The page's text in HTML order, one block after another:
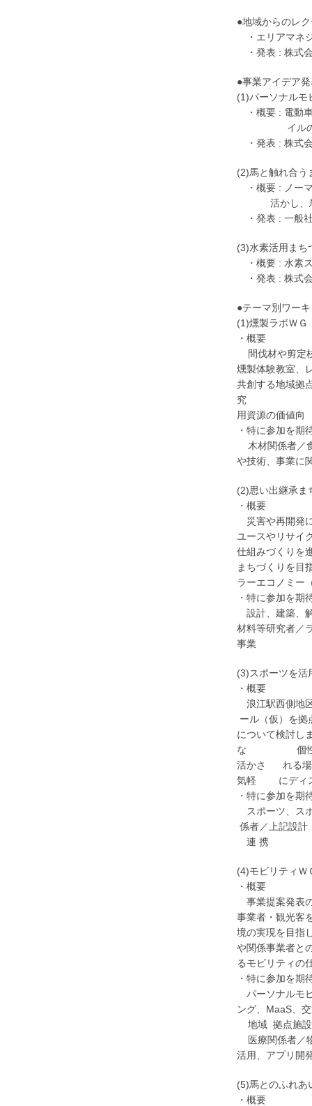
●地域からのレ
・エリアマネ
・発表 : 株式
●事業アイデア
(1)パーソナルモ
・概要 : 電動
イルの交通
・発表 : 株式
(2)馬と触れ合う
・概要 : ノー
活かし、馬
・発表 : 一般
(3)水素活用まち
・概要 : 水素
・発表 : 株式
●テーマ別ワー
(1)燻製ラボＷＧ
・概要
間伐材や剪定
燻製体験教室、
共創する地域拠
究 地域産食
用資源の価値
・特に参加を期
木材関係者／
や技術、事業に
(2)思い出継承ま
・概要
災害や再開発
ユースやリサイ
仕組みづくりを
まちづくりを
ラーエコノミー
・特に参加を期
設計、建築、
材料等研究者／
事業
(3)スポーツを活
・概要
浪江駅西側地
ール（仮）を
について検討し
な 個性が集う
活かさ れる場
気軽 にディス
・特に参加を期
スポーツ、ス
係者／上記設計
連 携
(4)モビリティＷ
・概要
事業提案発表
事業者・観光客
境の実現を目指
や関係事業者と
るモビリティの
・特に参加を期
パーソナルモ
ング、MaaS、
地域 拠点施設
医療関係者／
活用、アプリ開
(5)馬とのふれあ
・概要